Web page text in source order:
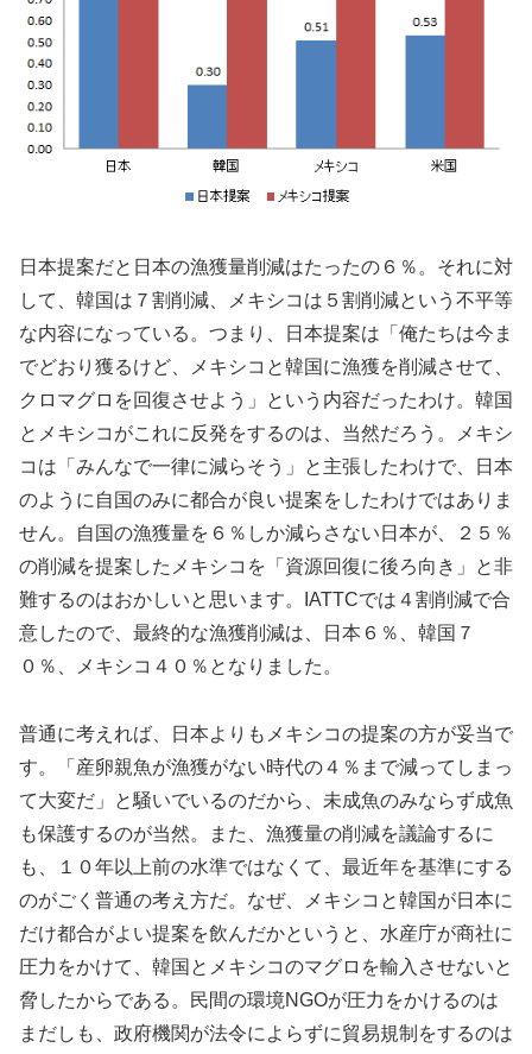
日本提案だと日本の漁獲量削減はたったの６％。それに対
して、韓国は７割削減、メキシコは５割削減という不平等
な内容になっている。つまり、日本提案は「俺たちは今ま
でどおり獲るけど、メキシコと韓国に漁獲を削減させて、
クロマグロを回復させよう」という内容だったわけ。韓国
とメキシコがこれに反発をするのは、当然だろう。メキシ
コは「みんなで一律に減らそう」と主張したわけで、日本
のように自国のみに都合が良い提案をしたわけではありま
せん。自国の漁獲量を６％しか減らさない日本が、２５％
の削減を提案したメキシコを「資源回復に後ろ向き」と非
難するのはおかしいと思います。IATTCでは４割削減で合
意したので、最終的な漁獲削減は、日本６％、韓国７
０％、メキシコ４０％となりました。
普通に考えれば、日本よりもメキシコの提案の方が妥当で
す。「産卵親魚が漁獲がない時代の４％まで減ってしまっ
て大変だ」と騒いでいるのだから、未成魚のみならず成魚
も保護するのが当然。また、漁獲量の削減を議論するに
も、１０年以上前の水準ではなくて、最近年を基準にする
のがごく普通の考え方だ。なぜ、メキシコと韓国が日本に
だけ都合がよい提案を飲んだかというと、水産庁が商社に
圧力をかけて、韓国とメキシコのマグロを輸入させないと
脅したからである。民間の環境NGOが圧力をかけるのは
まだしも、政府機関が法令によらずに貿易規制をするのは